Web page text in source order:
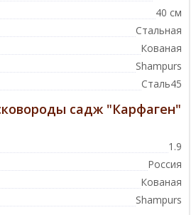
40 см
Стальная
Кованая
Shampurs
Сталь45
садж "Карфаген"
1.9
Россия
Кованая
Shampurs